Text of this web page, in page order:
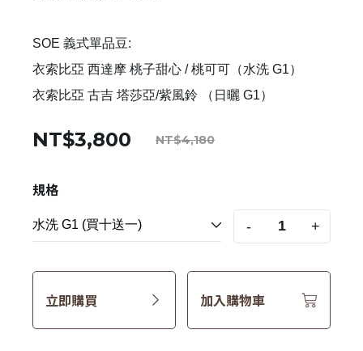
SOE 義式單品豆:
衣索比亞 西達摩 桃子甜心 / 桃可可（水洗 G1）
衣索比亞 古吉 塔莎亞/紫風鈴 （日曬 G1）
NT$3,800 NT$4,180
規格
- +
立即購買 加入購物車